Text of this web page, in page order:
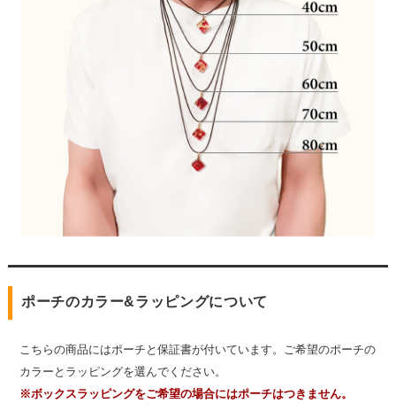
ポーチのカラー&ラッピングについて
こちらの商品にはポーチと保証書が付いています。ご希望のポーチの
カラーとラッピングを選んでください。
※ボックスラッピングをご希望の場合にはポーチはつきません。